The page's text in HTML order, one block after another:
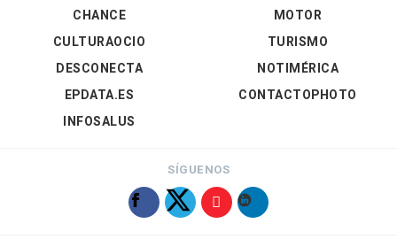
CHANCE
CULTURAOCIO
DESCONECTA
EPDATA.ES
INFOSALUS
MOTOR
TURISMO
NOTIMÉRICA
CONTACTOPHOTO
SÍGUENOS